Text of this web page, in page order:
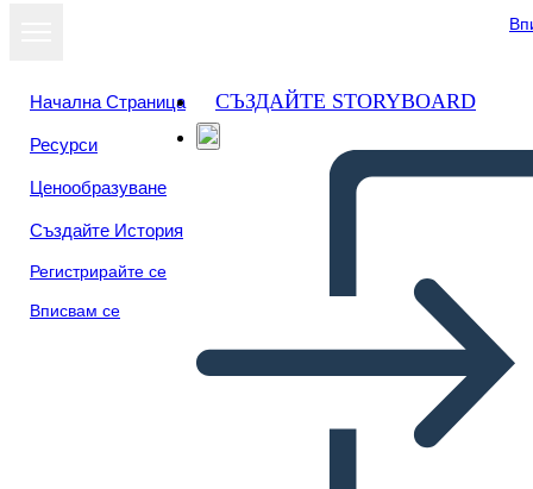
Начална Страница
Ресурси
Ценообразуване
Създайте История
Регистрирайте се
Вписвам се
СЪЗДАЙТЕ STORYBOARD